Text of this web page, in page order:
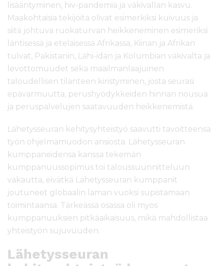
lisääntyminen, hiv-pandemia ja väkivallan kasvu.
Maakohtaisia tekijöitä olivat esimerkiksi kuivuus ja
siitä johtuva ruokaturvan heikkeneminen esimeriksi
läntisessä ja eteläisessä Afrikassa, Kiinan ja Afrikan
tulvat, Pakistanin, Lähi-idän ja Kolumbian väkivalta ja
levottomuudet sekä maailmanlaajuinen
taloudellisen tilanteen kiristyminen, josta seurasi
epävarmuutta, perushyödykkeiden hinnan nousua
ja peruspalvelujen saatavuuden heikkenemistä.
Lähetysseuran kehitysyhteistyö saavutti tavoitteensa
työn ohjelmamuodon ansiosta. Lähetysseuran
kumppaneidensa kanssa tekemän
kumppanuussopimus toi taloussuunnitteluun
vakautta, eivätkä Lähetysseuran kumppanit
joutuneet globaalin laman vuoksi supistamaan
toimintaansa. Tärkeässä osassa oli myös
kumppanuuksien pitkäaikaisuus, mikä mahdollistaa
yhteistyön sujuvuuden.
Lähetysseuran